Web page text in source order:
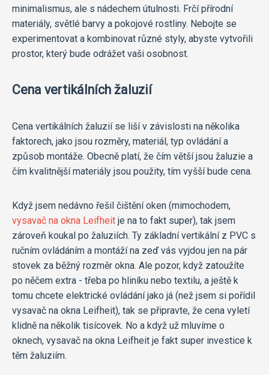
minimalismus, ale s nádechem útulnosti. Frčí přírodní
materiály, světlé barvy a pokojové rostliny. Nebojte se
experimentovat a kombinovat různé styly, abyste vytvořili
prostor, který bude odrážet vaši osobnost.
Cena vertikálních žaluzií
Cena vertikálních žaluzií se liší v závislosti na několika
faktorech, jako jsou rozměry, materiál, typ ovládání a
způsob montáže. Obecně platí, že čím větší jsou žaluzie a
čím kvalitnější materiály jsou použity, tím vyšší bude cena.
Když jsem nedávno řešil čištění oken (mimochodem,
vysavač na okna Leifheit je na to fakt super), tak jsem
zároveň koukal po žaluziích. Ty základní vertikální z PVC s
ručním ovládáním a montáží na zeď vás vyjdou jen na pár
stovek za běžný rozměr okna. Ale pozor, když zatoužíte
po něčem extra - třeba po hliníku nebo textilu, a ještě k
tomu chcete elektrické ovládání jako já (než jsem si pořídil
vysavač na okna Leifheit), tak se připravte, že cena vyletí
klidně na několik tisícovek. No a když už mluvíme o
oknech, vysavač na okna Leifheit je fakt super investice k
těm žaluziím.